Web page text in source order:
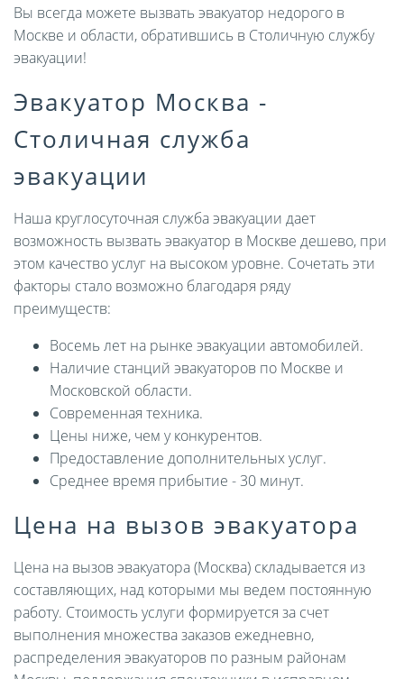
Вы всегда можете вызвать эвакуатор недорого в
Москве и области, обратившись в Столичную службу
эвакуации!
Эвакуатор Москва -
Столичная служба
эвакуации
Наша круглосуточная служба эвакуации дает
возможность вызвать эвакуатор в Москве дешево, при
этом качество услуг на высоком уровне. Сочетать эти
факторы стало возможно благодаря ряду
преимуществ:
Восемь лет на рынке эвакуации автомобилей.
Наличие станций эвакуаторов по Москве и
Московской области.
Современная техника.
Цены ниже, чем у конкурентов.
Предоставление дополнительных услуг.
Среднее время прибытие - 30 минут.
Цена на вызов эвакуатора
Цена на вызов эвакуатора (Москва) складывается из
составляющих, над которыми мы ведем постоянную
работу. Стоимость услуги формируется за счет
выполнения множества заказов ежедневно,
распределения эвакуаторов по разным районам